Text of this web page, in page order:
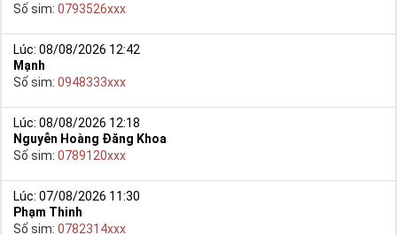
Hướng dẫn mua Sim Lục Quý 8 tại Simtiengiang.vn.
+ Bước 1: Bạn truy cập vào truy cập vào Google gõ Simtiengiang.vn
bấm vào link
ngay bên góc trái màn hình. Sau đó chọn Sim Lục Quý 8.
+ Bước 3: Khi các số sim lục quý 8 xuất hiện, bạn có thể chọn
mạng, đầu số, phân loại,… để lọc ra những yêu cầu của bạn, giúp
Số sim: 0793526xxx
Lúc: 08/08/2026 12:42
Mạnh
Số sim: 0948333xxx
Lúc: 08/08/2026 12:18
Nguyễn Hoàng Đăng Khoa
Số sim: 0789120xxx
Lúc: 07/08/2026 11:30
Phạm Thinh
Số sim: 0782314xxx